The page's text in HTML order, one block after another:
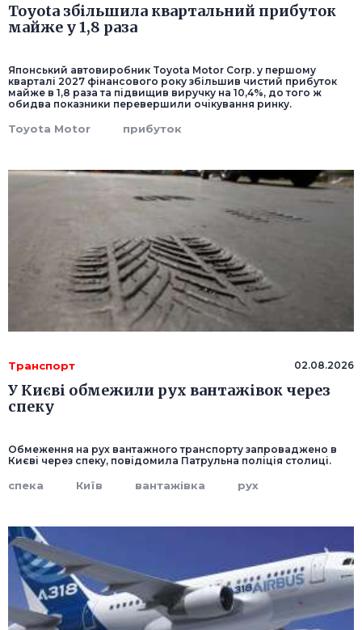
Toyota збільшила квартальний прибуток
майже у 1,8 раза
Японський автовиробник Toyota Motor Corp. у першому
кварталі 2027 фінансового року збільшив чистий прибуток
майже в 1,8 раза та підвищив виручку на 10,4%, до того ж
обидва показники перевершили очікування ринку.
Toyota Motor прибуток
Транспорт 02.08.2026
У Києві обмежили рух вантажівок через
спеку
Обмеження на рух вантажного транспорту запроваджено в
Києві через спеку, повідомила Патрульна поліція столиці.
спека Київ вантажівка рух